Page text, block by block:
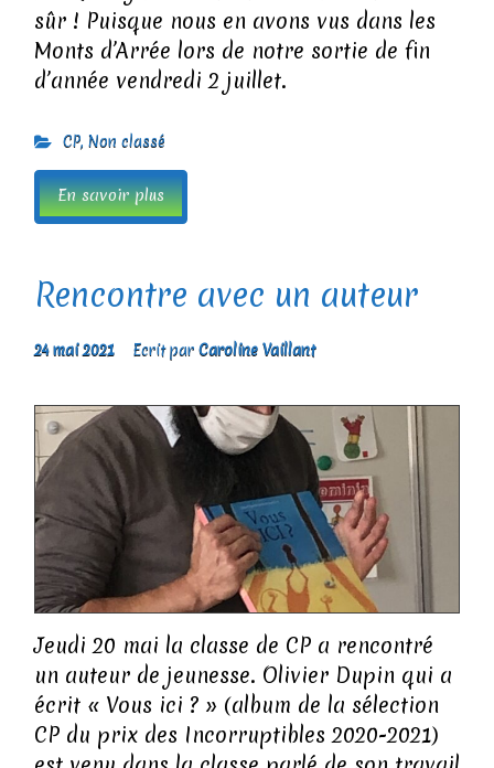
sûr ! Puisque nous en avons vus dans les
Monts d’Arrée lors de notre sortie de fin
d’année vendredi 2 juillet.
CP, Non classé
En savoir plus
Rencontre avec un auteur
24 mai 2021 Ecrit par Caroline Vaillant
Jeudi 20 mai la classe de CP a rencontré
un auteur de jeunesse. Olivier Dupin qui a
écrit « Vous ici ? » (album de la sélection
CP du prix des Incorruptibles 2020-2021)